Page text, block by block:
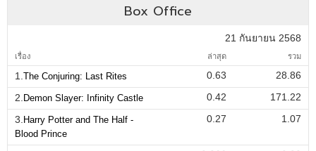
Box Office
21 กันยายน 2568
เรื่อง ล่าสุด รวม
1. The Conjuring: Last Rites 0.63
28.86
2. Demon Slayer: Infinity Castle 0.42
171.22
3. Harry Potter and The Half -
Blood Prince
0.27 1.07